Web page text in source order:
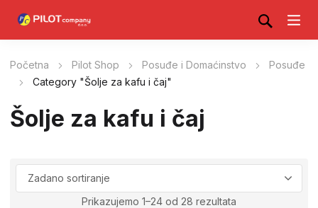
Početna Pilot Shop Posuđe i Domaćinstvo
Posuđe
Category "Šolje za kafu i čaj"
Šolje za kafu i čaj
Prikazujemo 1–24 od 28 rezultata